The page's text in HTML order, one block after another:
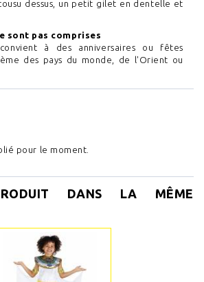
dessus, un petit gilet en dentelle et
sont pas comprises
à des anniversaires ou fêtes
des pays du monde, de l'Orient ou
pour le moment.
DANS LA MÊME